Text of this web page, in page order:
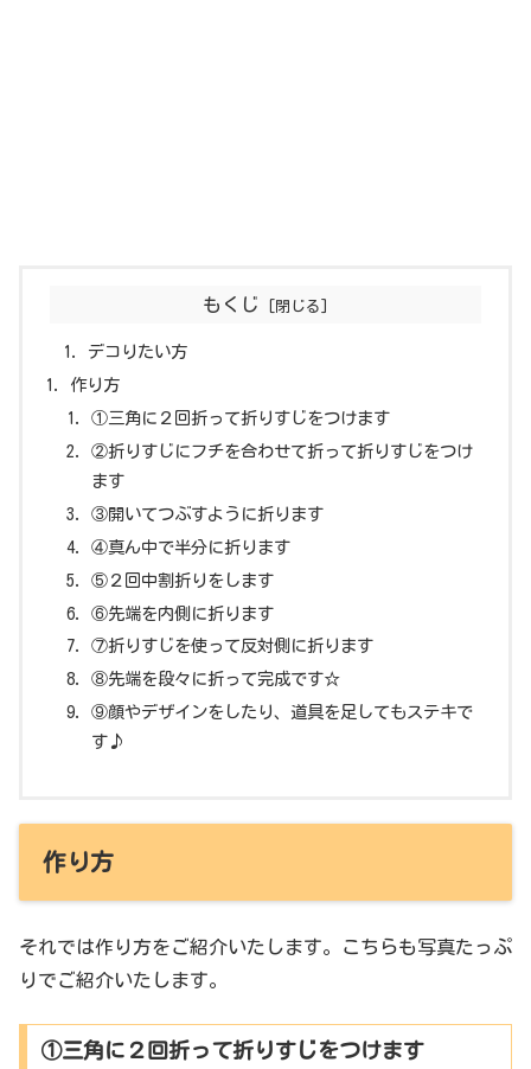
もくじ
デコりたい方
作り方
①三角に２回折って折りすじをつけます
②折りすじにフチを合わせて折って折りすじをつけ
ます
③開いてつぶすように折ります
④真ん中で半分に折ります
⑤２回中割折りをします
⑥先端を内側に折ります
⑦折りすじを使って反対側に折ります
⑧先端を段々に折って完成です☆
⑨顔やデザインをしたり、道具を足してもステキで
す♪
作り方
それでは作り方をご紹介いたします。こちらも写真たっぷ
りでご紹介いたします。
①三角に２回折って折りすじをつけます